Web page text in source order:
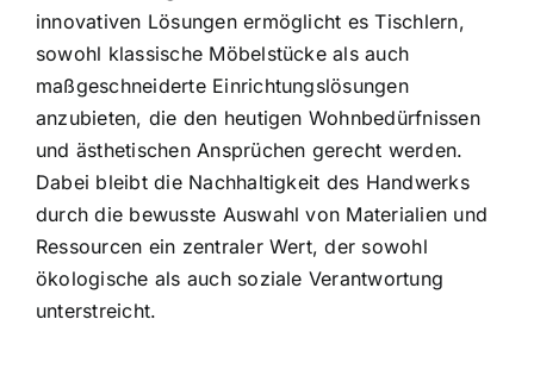
innovativen Lösungen ermöglicht es Tischlern,
sowohl klassische Möbelstücke als auch
maßgeschneiderte Einrichtungslösungen
anzubieten, die den heutigen Wohnbedürfnissen
und ästhetischen Ansprüchen gerecht werden.
Dabei bleibt die Nachhaltigkeit des Handwerks
durch die bewusste Auswahl von Materialien und
Ressourcen ein zentraler Wert, der sowohl
ökologische als auch soziale Verantwortung
unterstreicht.